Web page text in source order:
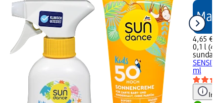
4,65 €
0,1 l
ml